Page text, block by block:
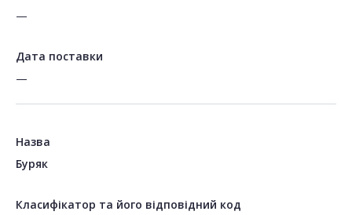
—
Дата поставки
—
Назва
Буряк
Класифікатор та його відповідний код